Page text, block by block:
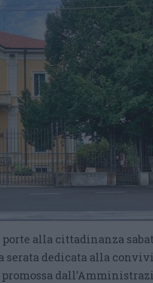
alla cittadinanza
serata dedicata alla